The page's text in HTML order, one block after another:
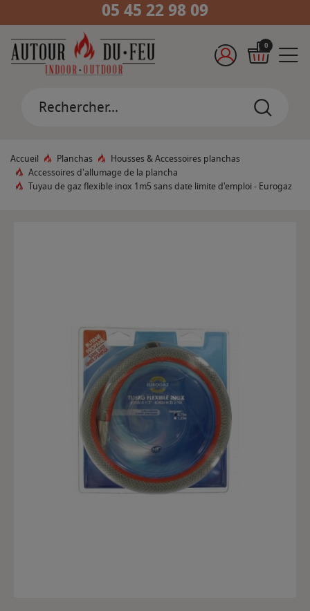
05 45 22 98 09
0
Accueil Planchas
Housses & Accessoires planchas
Accessoires d'allumage de la plancha
Tuyau de gaz flexible inox 1m5 sans date limite d'emploi - Eurogaz